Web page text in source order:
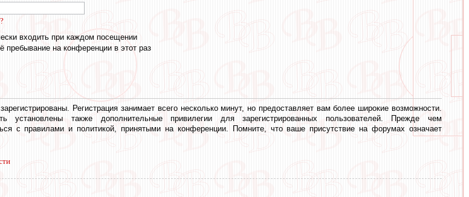
входить при каждом посещении
пребывание на конференции в этот раз
Регистрация занимает всего несколько минут, но предоставляет вам более широкие возможности.
установлены также дополнительные привилегии для зарегистрированных пользователей. Прежде чем
с правилами и политикой, принятыми на конференции. Помните, что ваше присутствие на форумах означает